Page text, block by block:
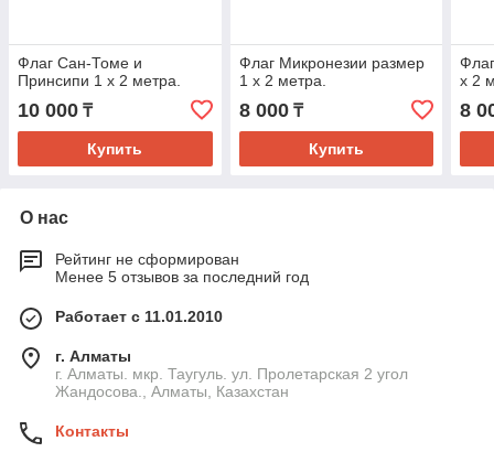
Флаг Сан-Томе и
Принсипи 1 х 2 метра.
10 000 ₸
Купить
Флаг Микронезии размер
1 х 2 метра.
8 000₸
Купить
х 2
8
О нас
Рейтинг не сформирован
Менее 5 отзывов за последний год
Работает с 11.01.2010
г. Алматы
г. Алматы. мкр. Таугуль. ул. Пролетарская 2 угол
Жандосова., Алматы, Казахстан
Контакты